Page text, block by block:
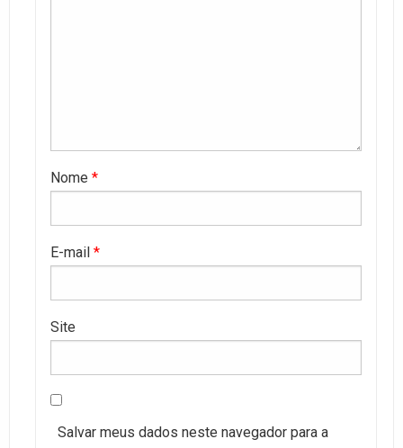
Nome *
E-mail *
Site
Salvar meus dados neste navegador para a